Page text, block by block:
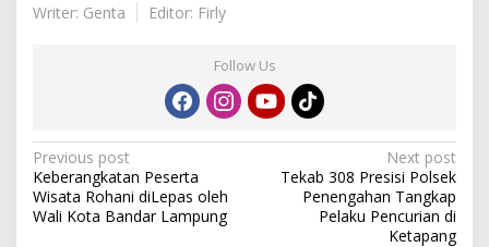
Writer: Genta
Editor: Firly
Follow Us
P
o
s
Previous post
Keberangkatan Peserta
Wisata Rohani diLepas oleh
Wali Kota Bandar Lampung
Next post
Tekab 308 Presisi Polsek
Penengahan Tangkap
Pelaku Pencurian di
Ketapang